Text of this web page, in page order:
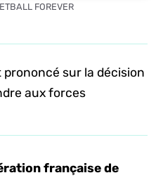
FOREVER
sur la décision
aux forces
française de